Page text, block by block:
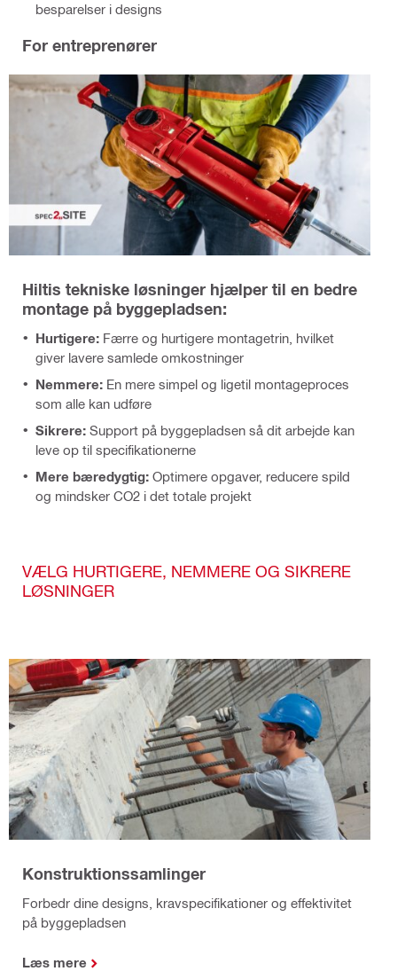
besparelser i designs
For entreprenører
Hiltis tekniske løsninger hjælper til en bedre
montage på byggepladsen:
Hurtigere: Færre og hurtigere montagetrin, hvilket
giver lavere samlede omkostninger
Nemmere: En mere simpel og ligetil montageproces
som alle kan udføre
Sikrere: Support på byggepladsen så dit arbejde kan
leve op til specifikationerne
Mere bæredygtig: Optimere opgaver, reducere spild
og mindsker CO2 i det totale projekt
VÆLG HURTIGERE, NEMMERE OG SIKRERE
LØSNINGER
Konstruktionssamlinger
Forbedr dine designs, kravspecifikationer og effektivitet
på byggepladsen
Læs mere